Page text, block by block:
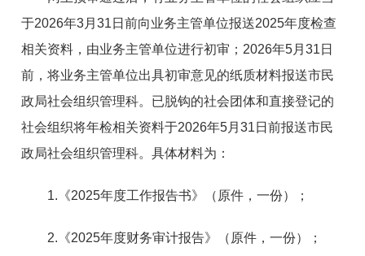
于2026年3月31日前向业务主管单位报送2025年度检查
相关资料，由业务主管单位进行初审；2026年5月31日
前，将业务主管单位出具初审意见的纸质材料报送市民
政局社会组织管理科。已脱钩的社会团体和直接登记的
社会组织将年检相关资料于2026年5月31日前报送市民
政局社会组织管理科。具体材料为：
1.《2025年度工作报告书》（原件，一份）；
2.《2025年度财务审计报告》（原件，一份）；